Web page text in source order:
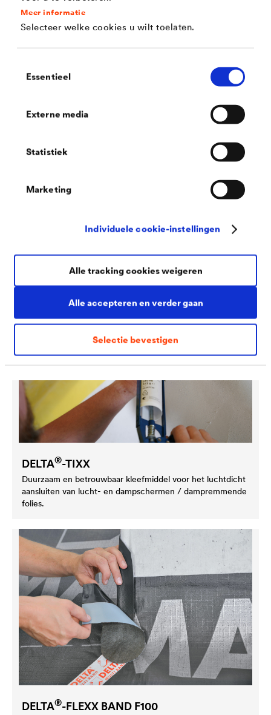
Meer informatie
Selecteer welke cookies u wilt toelaten.
Essentieel
Externe media
Statistiek
Marketing
Individuele cookie-instellingen
Alle accepteren en verder gaan
Selectie bevestigen
Alle tracking cookies weigeren
Toebehoren
-POLY BAND P 100
DELTA®-TIXX
Duurzaam en betrouwbaar kleefmiddel voor het luchtdicht
aansluiten van lucht- en dampschermen / dampremmende
folies.
DELTA®-FLEXX BAND F100